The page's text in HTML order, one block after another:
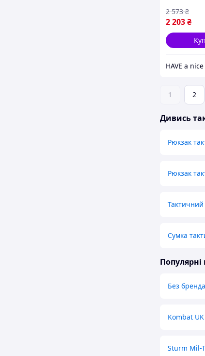
2 203₴
2 573 ₴
1 2
Дивись
Рюкзак
Рюкзак
Сумка
Без бренда
Kombat UK
Sturm Mil-